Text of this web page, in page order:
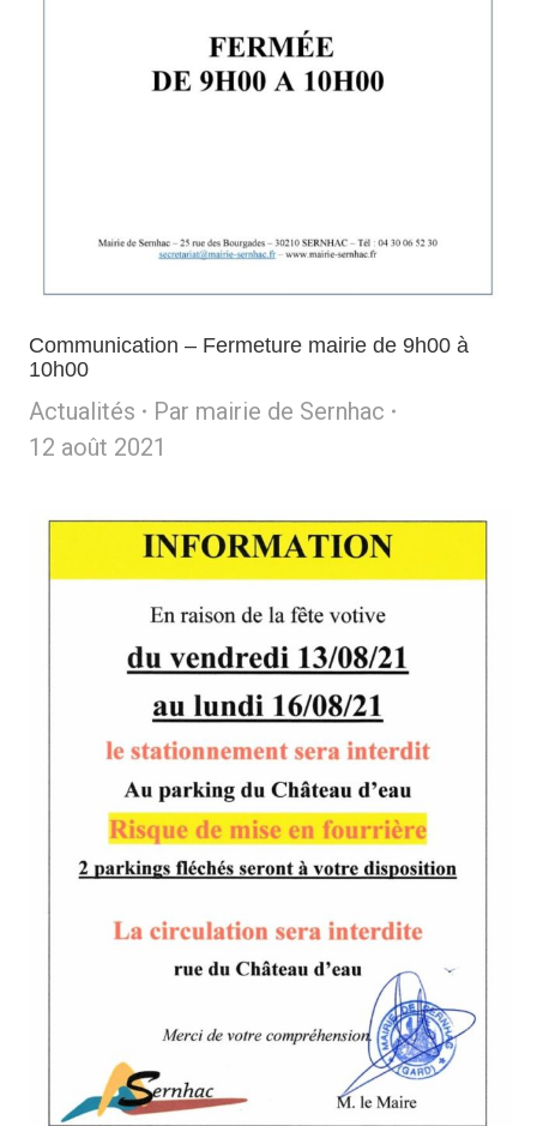
Communication – Fermeture mairie de 9h00 à
10h00
Actualités Par mairie de Sernhac
12 août 2021